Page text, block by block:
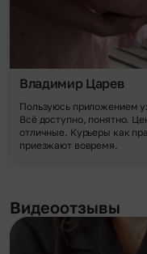
Владимир Царев
Пользуюсь приложением
Всё доступно, понятно.
отличные. Курьеры как
приезжают вовремя.
Видеоотзывы